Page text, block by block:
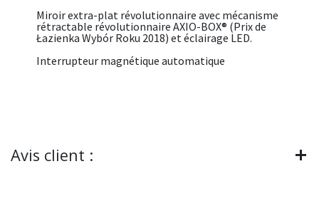
Miroir extra-plat révolutionnaire avec mécanisme
rétractable révolutionnaire AXIO-BOX® (Prix ​​de
Łazienka Wybór Roku 2018) et éclairage LED.
Interrupteur magnétique automatique
Avis client :